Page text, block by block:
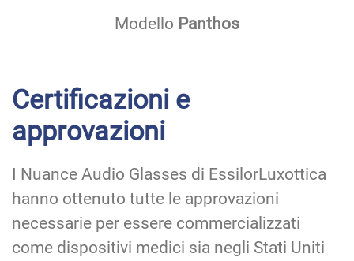
Modello Panthos
Certificazioni e
approvazioni
I Nuance Audio Glasses di EssilorLuxottica
hanno ottenuto tutte le approvazioni
necessarie per essere commercializzati
come dispositivi medici sia negli Stati Uniti